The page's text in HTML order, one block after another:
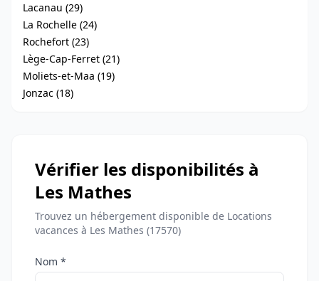
Lacanau (29)
La Rochelle (24)
Rochefort (23)
Lège-Cap-Ferret (21)
Moliets-et-Maa (19)
Jonzac (18)
Vérifier les disponibilités à
Les Mathes
Trouvez un hébergement disponible de Locations
vacances à Les Mathes (17570)
Nom *